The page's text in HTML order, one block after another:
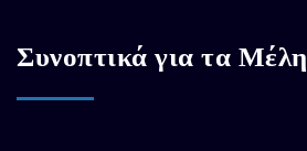
Συνοπτικά για τα Μέλη